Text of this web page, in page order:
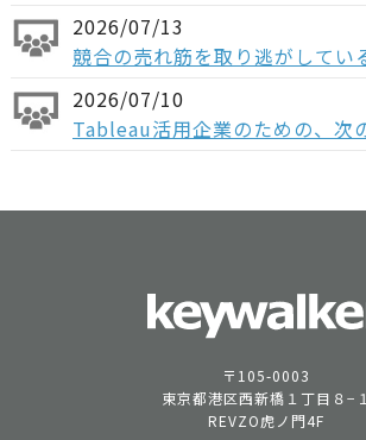
2026/07/13
2026/07/10
〒105-0003
東京都港区西新橋１丁目８−１
REVZO虎ノ門4F